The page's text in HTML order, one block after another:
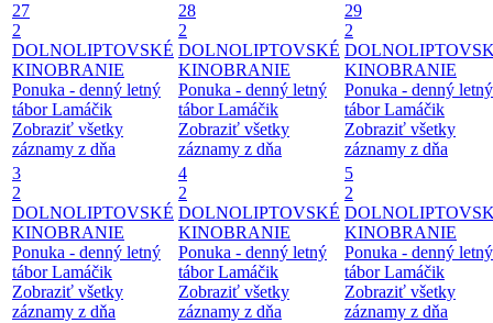
27
2
DOLNOLIPTOVSKÉ
KINOBRANIE
Ponuka - denný letný
tábor Lamáčik
Zobraziť všetky
záznamy z dňa
28
2
DOLNOLIPTOVSKÉ
KINOBRANIE
Ponuka - denný letný
tábor Lamáčik
Zobraziť všetky
záznamy z dňa
29
2
KINOBRANIE
Ponuka - denný letný
tábor Lamáčik
Zobraziť všetky
záznamy z dňa
3
2
DOLNOLIPTOVSKÉ
KINOBRANIE
Ponuka - denný letný
tábor Lamáčik
Zobraziť všetky
záznamy z dňa
4
2
DOLNOLIPTOVSKÉ
KINOBRANIE
Ponuka - denný letný
tábor Lamáčik
Zobraziť všetky
záznamy z dňa
5
2
KINOBRANIE
Ponuka - denný letný
tábor Lamáčik
Zobraziť všetky
záznamy z dňa